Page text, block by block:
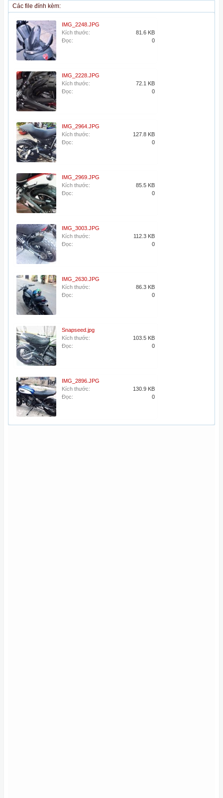
Các file đính kèm:
IMG_2248.JPG
Kích thước:
81.6 KB
Đọc:
0
IMG_2228.JPG
Kích thước:
72.1 KB
Đọc:
0
IMG_2964.JPG
Kích thước:
127.8 KB
Đọc:
0
IMG_2969.JPG
Kích thước:
85.5 KB
Đọc:
0
IMG_3003.JPG
Kích thước:
112.3 KB
Đọc:
0
IMG_2630.JPG
Kích thước:
86.3 KB
Đọc:
0
Snapseed.jpg
Kích thước:
103.5 KB
Đọc:
0
IMG_2896.JPG
Kích thước:
130.9 KB
Đọc:
0